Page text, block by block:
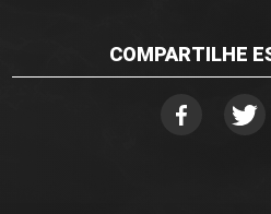
COMPARTILHE